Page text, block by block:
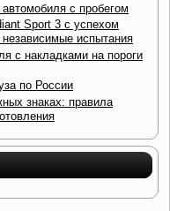
с пробегом
Sport 3 с успехом
испытания
с накладками на пороги
по России
знаках: правила